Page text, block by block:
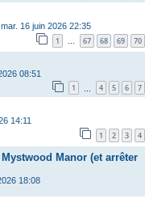
mar. 16 juin 2026 22:35
1 … 67 68 69 70
08:51
1 4 5 6 7
14:11
1 2 3 4
Manor (et arrêter
18:08